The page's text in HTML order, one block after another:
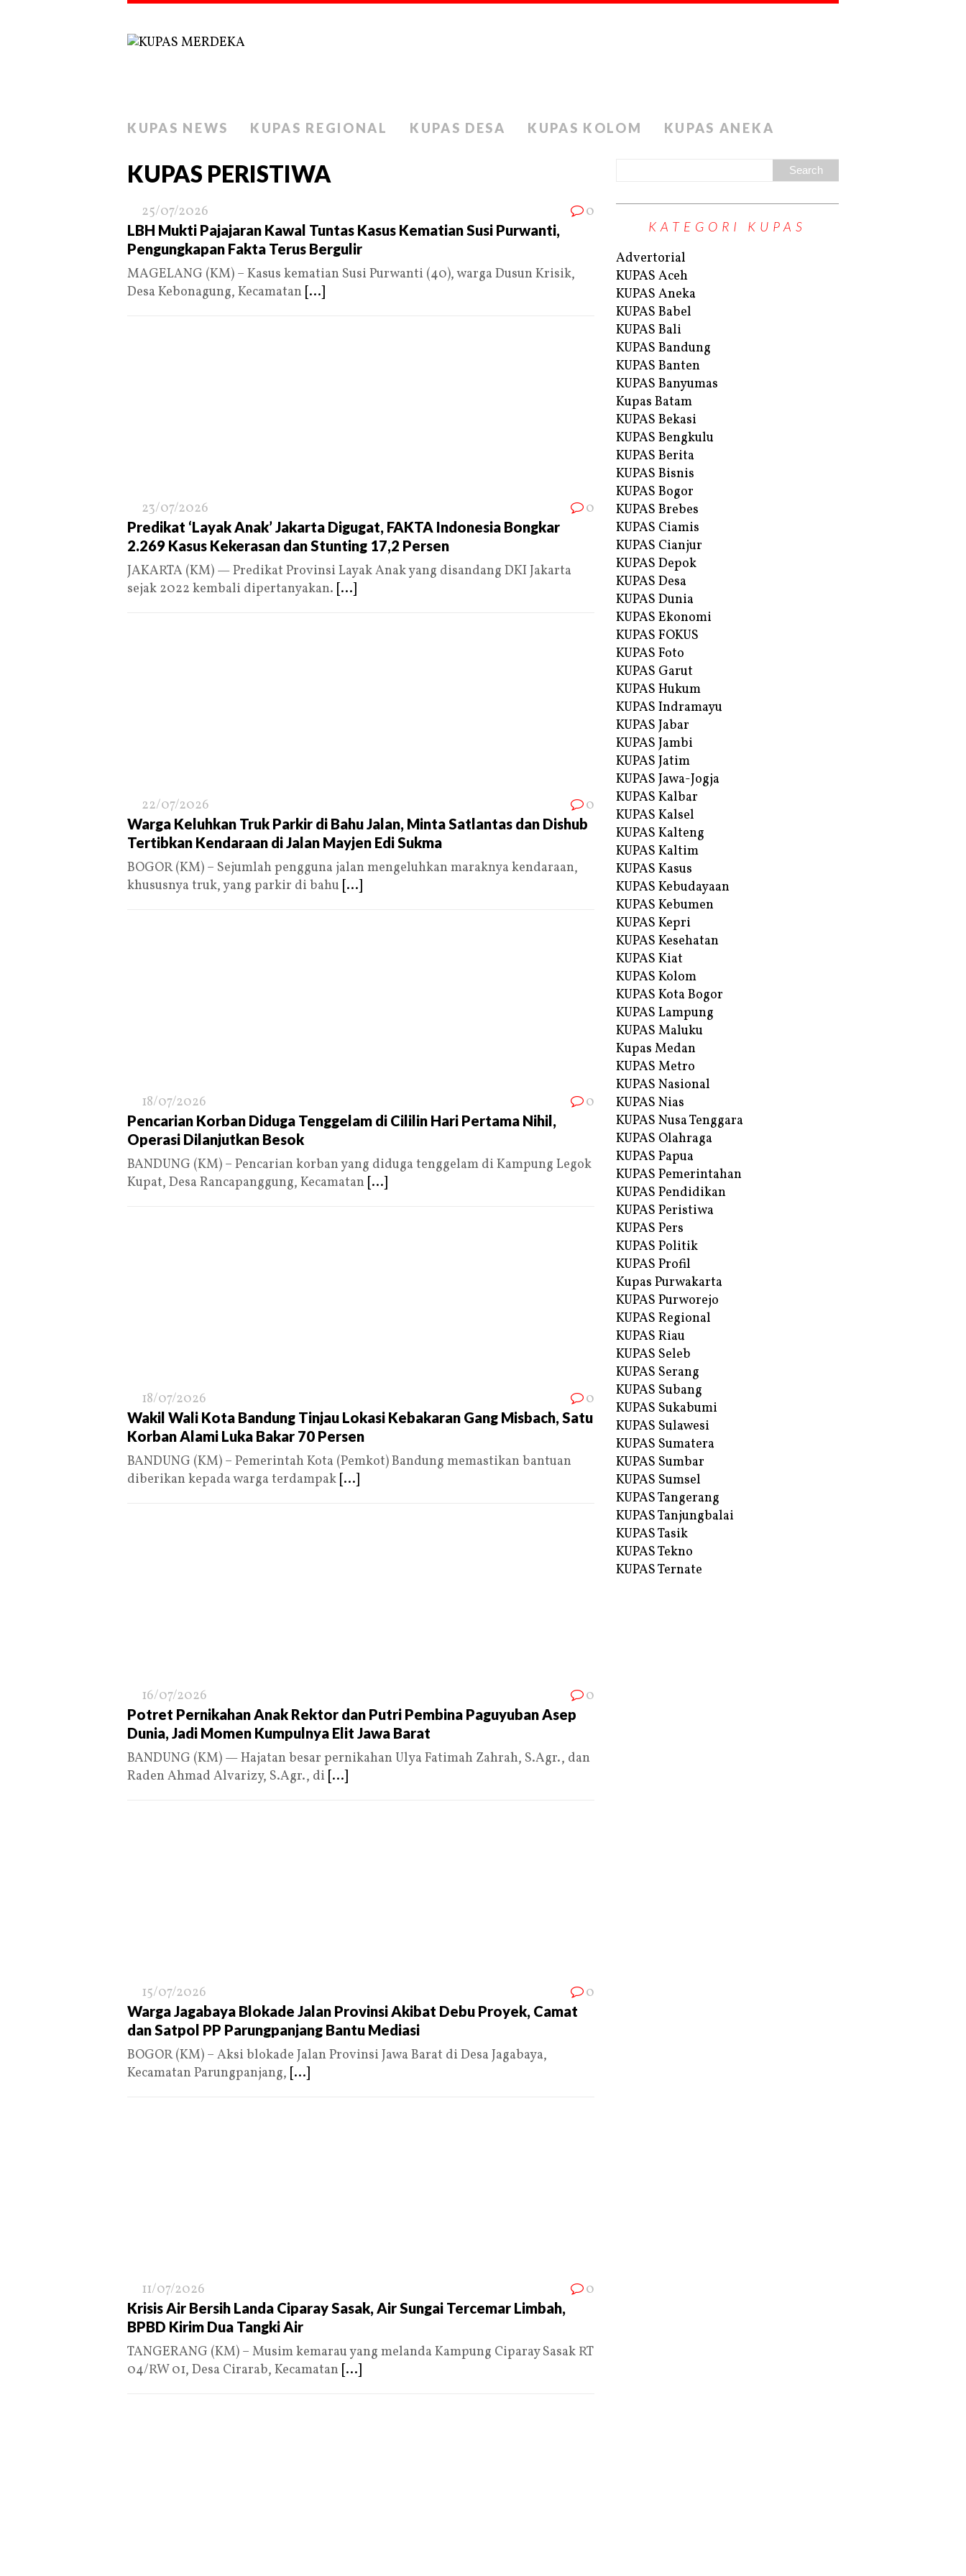
KUPAS NEWS KUPAS REGIONAL KUPAS DESA KUPAS KOLOM KUPAS ANEKA
KUPAS PERISTIWA
25/07/2026 0
LBH Mukti Pajajaran Kawal Tuntas Kasus Kematian Susi Purwanti,
Pengungkapan Fakta Terus Bergulir
MAGELANG (KM) – Kasus kematian Susi Purwanti (40), warga Dusun Krisik,
Desa Kebonagung, Kecamatan [...]
23/07/2026 0
Predikat ‘Layak Anak’ Jakarta Digugat, FAKTA Indonesia Bongkar
2.269 Kasus Kekerasan dan Stunting 17,2 Persen
JAKARTA (KM) — Predikat Provinsi Layak Anak yang disandang DKI Jakarta
sejak 2022 kembali dipertanyakan. [...]
22/07/2026 0
Warga Keluhkan Truk Parkir di Bahu Jalan, Minta Satlantas dan Dishub
Tertibkan Kendaraan di Jalan Mayjen Edi Sukma
BOGOR (KM) – Sejumlah pengguna jalan mengeluhkan maraknya kendaraan,
khususnya truk, yang parkir di bahu [...]
18/07/2026 0
Pencarian Korban Diduga Tenggelam di Cililin Hari Pertama Nihil,
Operasi Dilanjutkan Besok
BANDUNG (KM) – Pencarian korban yang diduga tenggelam di Kampung Legok
Kupat, Desa Rancapanggung, Kecamatan [...]
18/07/2026 0
Wakil Wali Kota Bandung Tinjau Lokasi Kebakaran Gang Misbach, Satu
Korban Alami Luka Bakar 70 Persen
BANDUNG (KM) – Pemerintah Kota (Pemkot) Bandung memastikan bantuan
diberikan kepada warga terdampak [...]
16/07/2026 0
Potret Pernikahan Anak Rektor dan Putri Pembina Paguyuban Asep
Dunia, Jadi Momen Kumpulnya Elit Jawa Barat
BANDUNG (KM) — Hajatan besar pernikahan Ulya Fatimah Zahrah, S.Agr., dan
Raden Ahmad Alvarizy, S.Agr., di [...]
15/07/2026 0
Warga Jagabaya Blokade Jalan Provinsi Akibat Debu Proyek, Camat
dan Satpol PP Parungpanjang Bantu Mediasi
BOGOR (KM) – Aksi blokade Jalan Provinsi Jawa Barat di Desa Jagabaya,
Kecamatan Parungpanjang, [...]
11/07/2026 0
Krisis Air Bersih Landa Ciparay Sasak, Air Sungai Tercemar Limbah,
BPBD Kirim Dua Tangki Air
TANGERANG (KM) – Musim kemarau yang melanda Kampung Ciparay Sasak RT
04/RW 01, Desa Cirarab, Kecamatan [...]
KATEGORI KUPAS
Advertorial
KUPAS Aceh
KUPAS Aneka
KUPAS Babel
KUPAS Bali
KUPAS Bandung
KUPAS Banten
KUPAS Banyumas
Kupas Batam
KUPAS Bekasi
KUPAS Bengkulu
KUPAS Berita
KUPAS Bisnis
KUPAS Bogor
KUPAS Brebes
KUPAS Ciamis
KUPAS Cianjur
KUPAS Depok
KUPAS Desa
KUPAS Dunia
KUPAS Ekonomi
KUPAS FOKUS
KUPAS Foto
KUPAS Garut
KUPAS Hukum
KUPAS Indramayu
KUPAS Jabar
KUPAS Jambi
KUPAS Jatim
KUPAS Jawa-Jogja
KUPAS Kalbar
KUPAS Kalsel
KUPAS Kalteng
KUPAS Kaltim
KUPAS Kasus
KUPAS Kebudayaan
KUPAS Kebumen
KUPAS Kepri
KUPAS Kesehatan
KUPAS Kiat
KUPAS Kolom
KUPAS Kota Bogor
KUPAS Lampung
KUPAS Maluku
Kupas Medan
KUPAS Metro
KUPAS Nasional
KUPAS Nias
KUPAS Nusa Tenggara
KUPAS Olahraga
KUPAS Papua
KUPAS Pemerintahan
KUPAS Pendidikan
KUPAS Peristiwa
KUPAS Pers
KUPAS Politik
KUPAS Profil
Kupas Purwakarta
KUPAS Purworejo
KUPAS Regional
KUPAS Riau
KUPAS Seleb
KUPAS Serang
KUPAS Subang
KUPAS Sukabumi
KUPAS Sulawesi
KUPAS Sumatera
KUPAS Sumbar
KUPAS Sumsel
KUPAS Tangerang
KUPAS Tanjungbalai
KUPAS Tasik
KUPAS Tekno
KUPAS Ternate